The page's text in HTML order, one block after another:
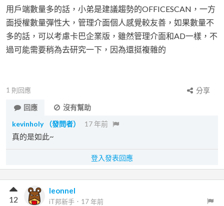
用戶端數量多的話，小弟是建議趨勢的OFFICESCAN，一方
面授權數量彈性大，管理介面個人感覺較友善，如果數量不
多的話，可以考慮卡巴企業版，雖然管理介面和AD一樣，不
過可能需要稍為去研究一下，因為還挺複雜的
1 則回應
分享
回應
沒有幫助
kevinholy
（發問者） 17 年前
真的是如此~
登入發表回應
leonnel
iT邦新手 ． 17 年前
12